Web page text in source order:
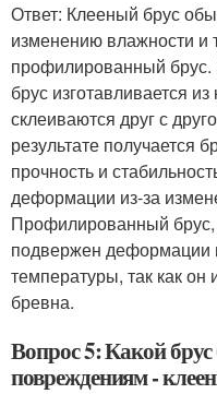
Ответ: Клееный брус
изменению влажности и
профилированный брус.
брус изготавливается
склеиваются друг с
результате получается
прочность и
деформации из-за
Профилированный
подвержен деформации
температуры, так как он
бревна.
Вопрос 5: Какой брус
повреждениям -